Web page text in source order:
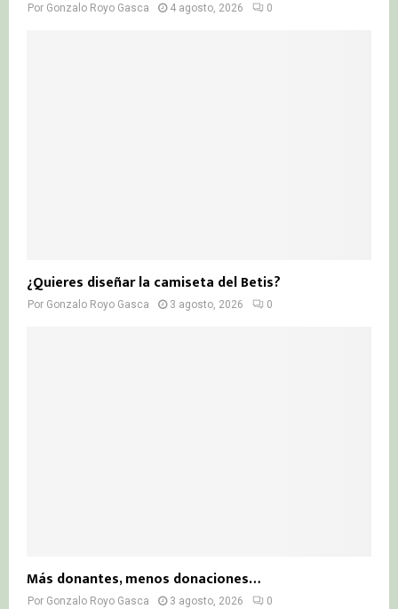
Por Gonzalo Royo Gasca 4 agosto, 2026 0
¿Quieres diseñar la camiseta del Betis?
Por Gonzalo Royo Gasca 3 agosto, 2026 0
Más donantes, menos donaciones…
Por Gonzalo Royo Gasca 3 agosto, 2026 0